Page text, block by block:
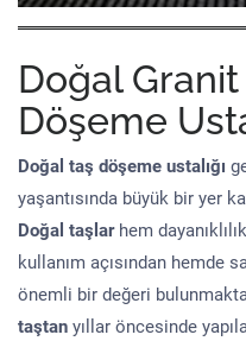
Doğal Granit
Döşeme
Doğal taş döşeme ustalığı
yaşantısında büyük bir yer
Doğal taşlar hem
kullanım açısından hemde
önemli bir değeri
taştan yıllar öncesinde